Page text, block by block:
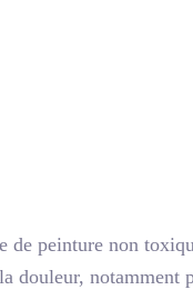
de peinture non
douleur, notamment